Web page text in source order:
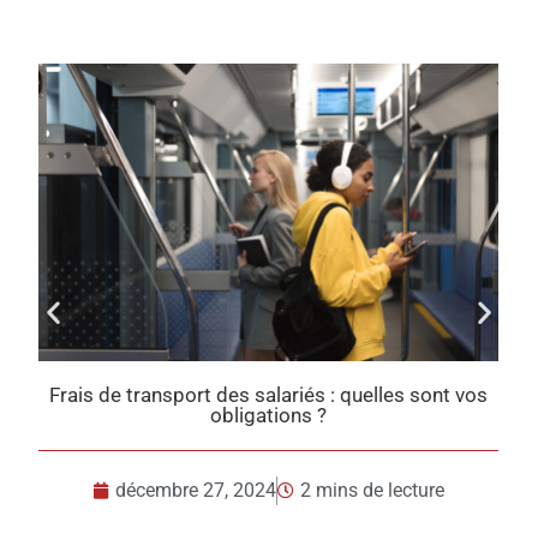
Taxes sur l’utilisation des véhicules : ce qui change
en 2025
décembre 23, 2024 2 mins de lecture